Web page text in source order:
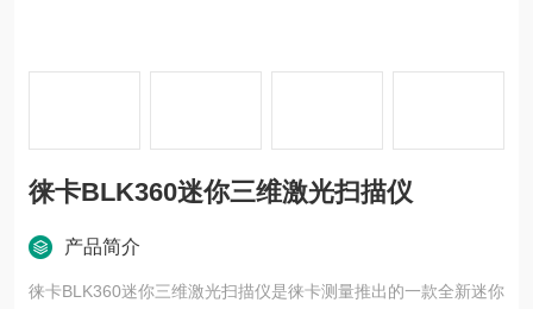
徕卡BLK360迷你三维激光扫描仪
产品简介
徕卡BLK360迷你三维激光扫描仪是徕卡测量推出的一款全新迷你